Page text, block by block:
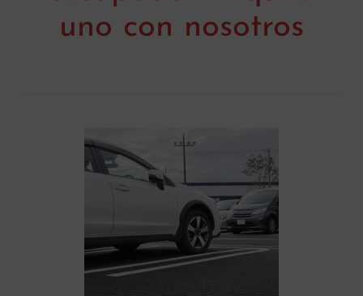
uno con nosotros